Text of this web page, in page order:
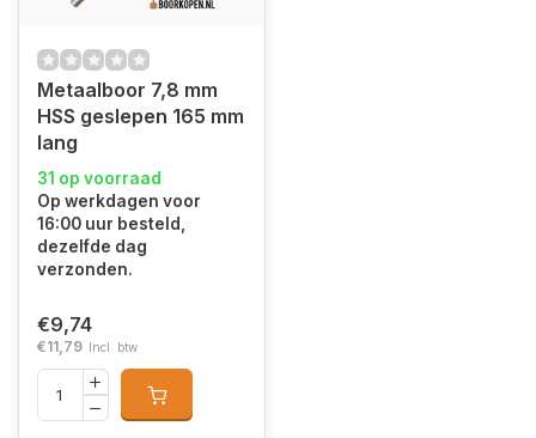
Metaalboor 7,8 mm
HSS geslepen 165 mm
lang
31 op voorraad
Op werkdagen voor
16:00 uur besteld,
dezelfde dag
verzonden.
€9,74
€11,79 Incl. btw